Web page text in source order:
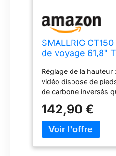
SMALLRIG
de voyage 61,8"
pivotante/
pour Arca,
inclinaison 90°/-
maximale 3 kg –
Réglage de la hauteur
vidéo dispose de
de carbone inversés
pour augmenter la
de fonctionnement
157 cm, et la colonne
142,90 €